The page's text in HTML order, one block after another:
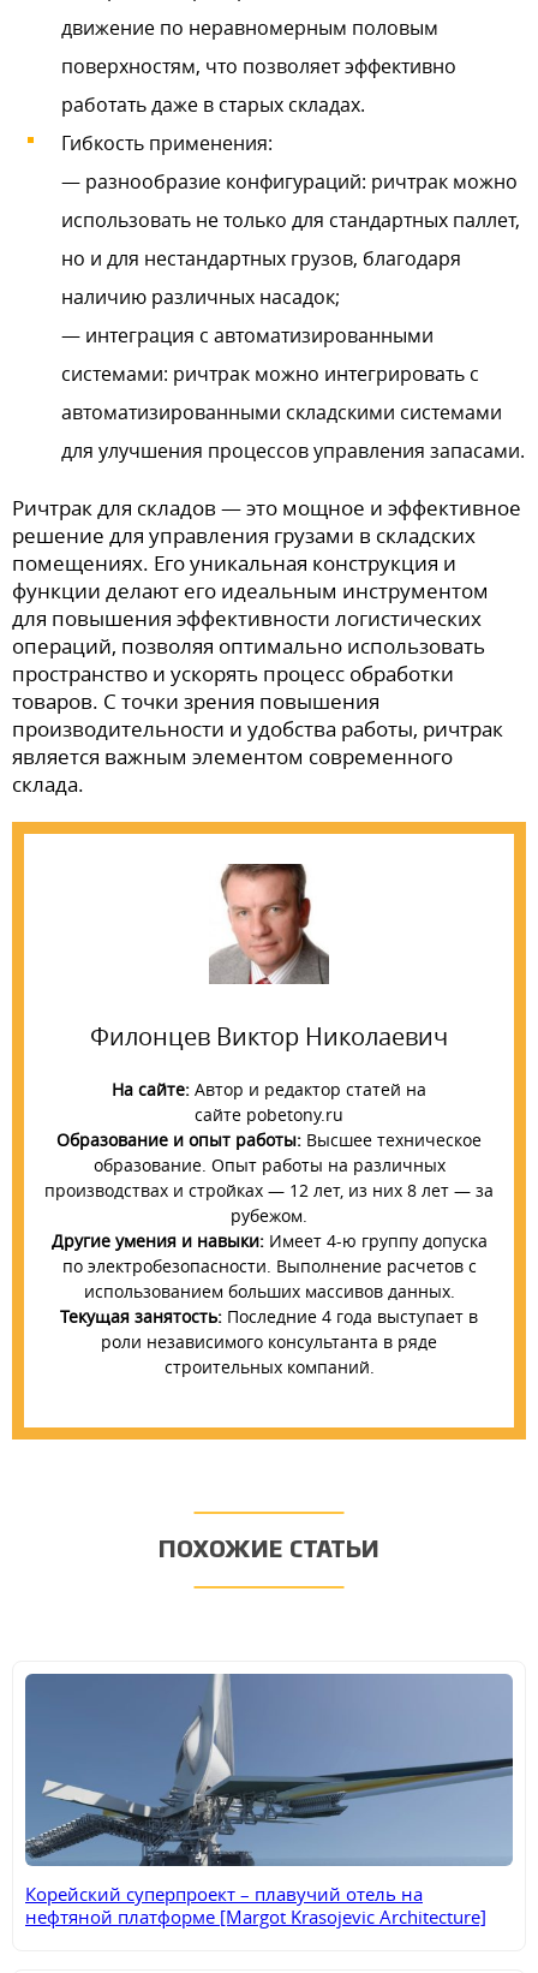
движение по неравномерным половым
поверхностям, что позволяет эффективно
работать даже в старых складах.
Гибкость применения:
— разнообразие конфигураций: ричтрак можно
использовать не только для стандартных паллет,
но и для нестандартных грузов, благодаря
наличию различных насадок;
— интеграция с автоматизированными
системами: ричтрак можно интегрировать с
автоматизированными складскими системами
для улучшения процессов управления запасами.
Ричтрак для складов — это мощное и эффективное
решение для управления грузами в складских
помещениях. Его уникальная конструкция и
функции делают его идеальным инструментом
для повышения эффективности логистических
операций, позволяя оптимально использовать
пространство и ускорять процесс обработки
товаров. С точки зрения повышения
производительности и удобства работы, ричтрак
является важным элементом современного
склада.
Филонцев Виктор Николаевич
На сайте: Автор и редактор статей на
сайте pobetony.ru
Образование и опыт работы: Высшее техническое
образование. Опыт работы на различных
производствах и стройках — 12 лет, из них 8 лет — за
рубежом.
Другие умения и навыки:Имеет 4-ю группу допуска
по электробезопасности. Выполнение расчетов с
использованием больших массивов данных.
Текущая занятость: Последние 4 года выступает в
роли независимого консультанта в ряде
строительных компаний.
ПОХОЖИЕ СТАТЬИ
Корейский суперпроект – плавучий отель на
нефтяной платформе [Margot Krasojevic Architecture]